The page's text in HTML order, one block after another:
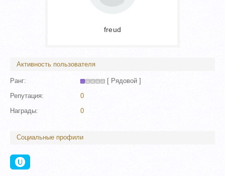
freud
Активность пользователя
Ранг: [ Рядовой ]
Репутация: 0
Награды: 0
Социальные профили